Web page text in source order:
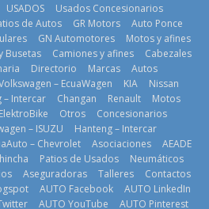
Vuelta al
2026,
47ª,
7
en 8
1 de agosto de
¿Qué puede
pasar con tu
vehículo si
permanece
varios días sin
usar?
3 de agosto de
2026
USADOS
Usados Concesionarios
de Autos GR Motors
Auto Ponce
GN Automotores
Motos y afines
Busetas Camiones y afines
Cabezales
Directorio Marcas
Autos
– EcuaWagen KIA
Nissan
– Intercar Changan Renault
Motos
ElektroBike Otros
Concesionarios
– ISUZU
Hanteng – Intercar
– Chevrolet Asociaciones
AEADE
Patios de Usados
Neumáticos
Aseguradoras Talleres
Contactos
AUTO Facebook
AUTO LinkedIn
AUTO YouTube AUTO Pinterest